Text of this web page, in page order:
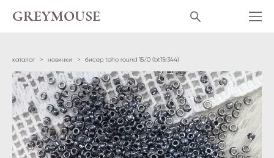
GREYMOUSE
каталог > новинки > бисер toho round 15/0 (bt15r344)